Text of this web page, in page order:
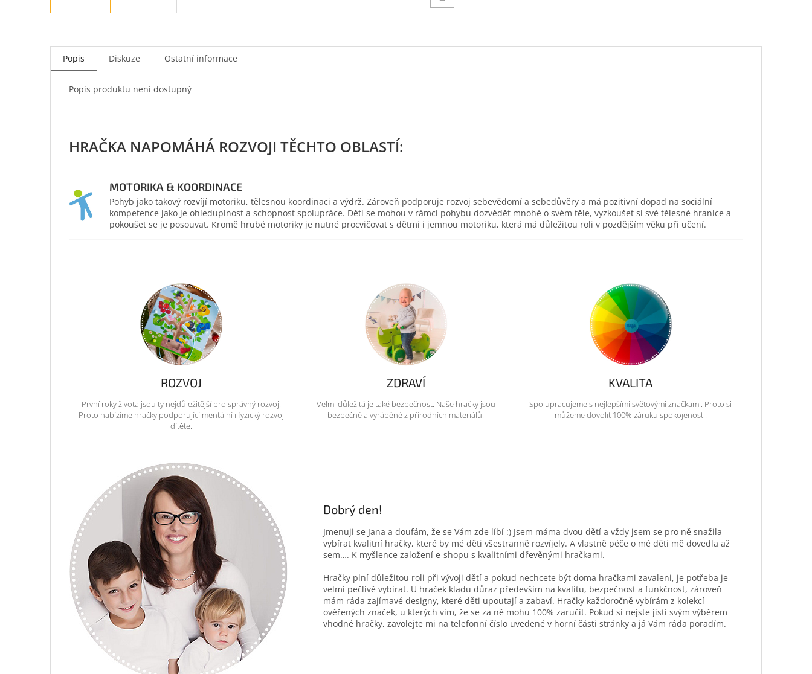
Popis Diskuze Ostatní informace
Popis produktu není dostupný
MOTORIKA & KOORDINACE
Pohyb jako takový rozvíjí motoriku, tělesnou koordinaci a výdrž. Zároveň podporuje rozvoj sebevědomí a sebedůvěry a má pozitivní dopad na sociální
kompetence jako je ohleduplnost a schopnost spolupráce. Děti se mohou v rámci pohybu dozvědět mnohé o svém těle, vyzkoušet si své tělesné hranice a
pokoušet se je posouvat. Kromě hrubé motoriky je nutné procvičovat s dětmi i jemnou motoriku, která má důležitou roli v pozdějším věku při učení.
ROZVOJ
První roky života jsou ty nejdůležitější pro správný rozvoj.
Proto nabízíme hračky podporující mentální i fyzický rozvoj
dítěte.
ZDRAVÍ
Velmi důležitá je také bezpečnost. Naše hračky jsou
bezpečné a vyráběné z přírodních materiálů.
KVALITA
Spolupracujeme s nejlepšími světovými značkami. Proto si
můžeme dovolit 100% záruku spokojenosti.
Dobrý den!
Jmenuji se Jana a doufám, že se Vám zde líbí :) Jsem máma dvou dětí a vždy jsem se pro ně snažila
vybírat kvalitní hračky, které by mé děti všestranně rozvíjely. A vlastně péče o mé děti mě dovedla až
sem…. K myšlence založení e-shopu s kvalitními dřevěnými hračkami.
Hračky plní důležitou roli při vývoji dětí a pokud nechcete být doma hračkami zavaleni, je potřeba je
velmi pečlivě vybírat. U hraček kladu důraz především na kvalitu, bezpečnost a funkčnost, zároveň
mám ráda zajímavé designy, které děti upoutají a zabaví. Hračky každoročně vybírám z kolekcí
ověřených značek, u kterých vím, že se za ně mohu 100% zaručit. Pokud si nejste jisti svým výběrem
vhodné hračky, zavolejte mi na telefonní číslo uvedené v horní části stránky a já Vám ráda poradím.